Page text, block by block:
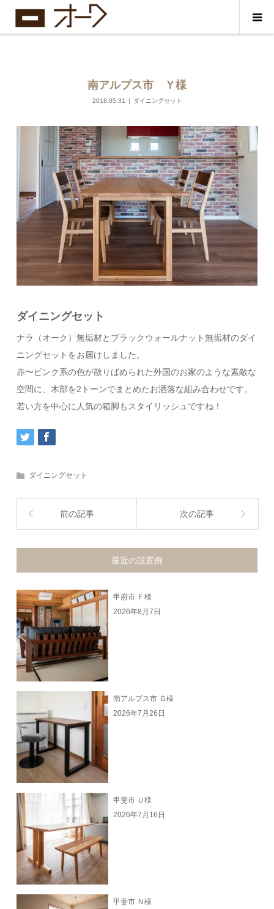
南アルプス市 Ｙ様
2018.05.31 ダイニングセット
ダイニングセット
ナラ（オーク）無垢材とブラックウォールナット無垢材のダイ
ニングセットをお届けしました。
赤〜ピンク系の色が散りばめられた外国のお家のような素敵な
空間に、木部を2トーンでまとめたお洒落な組み合わせです。
若い方を中心に人気の箱脚もスタイリッシュですね！
ダイニングセット
前の記事 次の記事
最近の設置例
甲府市 Ｆ様
2026年8月7日
南アルプス市 Ｇ様
2026年7月26日
甲斐市 Ｕ様
2026年7月16日
甲斐市 Ｎ様